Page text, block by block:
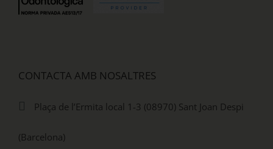
CONTACTA AMB NOSALTRES
Plaça de l’Ermita local 1-3 (08970) Sant Joan Despi
(Barcelona)